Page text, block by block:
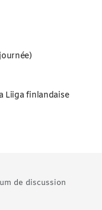
Liiga finlandaise
de discussion